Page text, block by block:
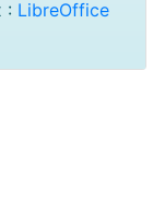
: LibreOffice